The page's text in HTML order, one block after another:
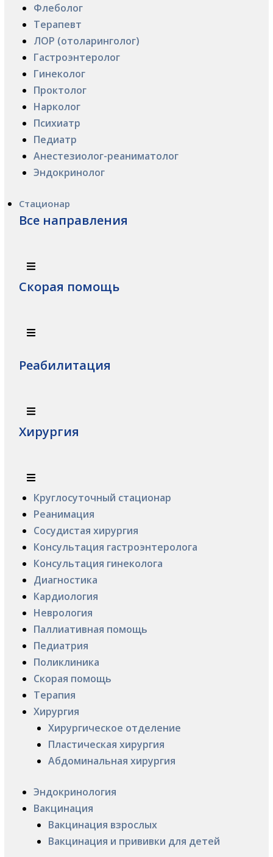
Флеболог
Терапевт
ЛОР (отоларинголог)
Гастроэнтеролог
Гинеколог
Проктолог
Нарколог
Психиатр
Педиатр
Анестезиолог-реаниматолог
Эндокринолог
Стационар
Все направления
Скорая помощь
Реабилитация
Хирургия
Круглосуточный стационар
Реанимация
Сосудистая хирургия
Консультация гастроэнтеролога
Консультация гинеколога
Диагностика
Кардиология
Неврология
Паллиативная помощь
Педиатрия
Поликлиника
Скорая помощь
Терапия
Хирургия
Хирургическое отделение
Пластическая хирургия
Абдоминальная хирургия
Эндокринология
Вакцинация
Вакцинация взрослых
Вакцинация и прививки для детей